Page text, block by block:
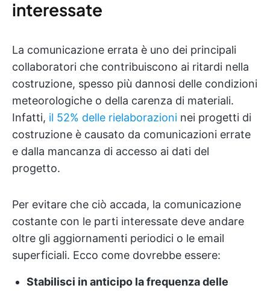
interessate
La comunicazione errata è uno dei principali
collaboratori che contribuiscono ai ritardi nella
costruzione, spesso più dannosi delle condizioni
meteorologiche o della carenza di materiali.
Infatti, il 52% delle rielaborazioni nei progetti di
costruzione è causato da comunicazioni errate
e dalla mancanza di accesso ai dati del
progetto.
Per evitare che ciò accada, la comunicazione
costante con le parti interessate deve andare
oltre gli aggiornamenti periodici o le email
superficiali. Ecco come dovrebbe essere:
Stabilisci in anticipo la frequenza delle